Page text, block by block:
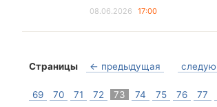
08.06.2026 17:00
Страницы ← предыдущая
69 70 71 72 73 74 75 76 77